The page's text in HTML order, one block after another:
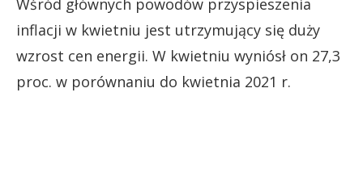
Wśród głównych powodów przyspieszenia
inflacji w kwietniu jest utrzymujący się duży
wzrost cen energii. W kwietniu wyniósł on 27,3
proc. w porównaniu do kwietnia 2021 r.